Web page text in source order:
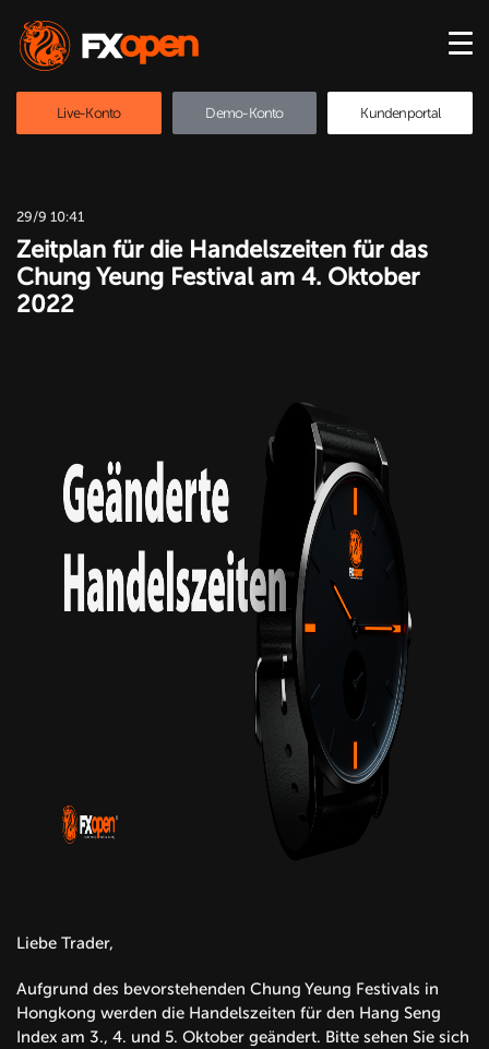
Live-Konto Demo-Konto Kundenportal
29/9 10:41
Zeitplan für die Handelszeiten für das
Chung Yeung Festival am 4. Oktober
2022
Liebe Trader,
Aufgrund des bevorstehenden Chung Yeung Festivals in
Hongkong werden die Handelszeiten für den Hang Seng
Index am 3., 4. und 5. Oktober geändert. Bitte sehen Sie sich